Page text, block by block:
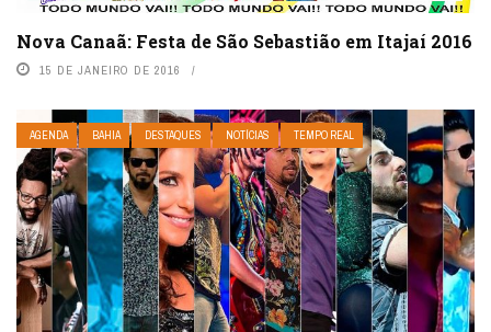
Nova Canaã: Festa de São Sebastião em Itajaí 2016
15 DE JANEIRO DE 2016
AGENDA BAHIA DESTAQUES NOTÍCIAS TEMPO REAL